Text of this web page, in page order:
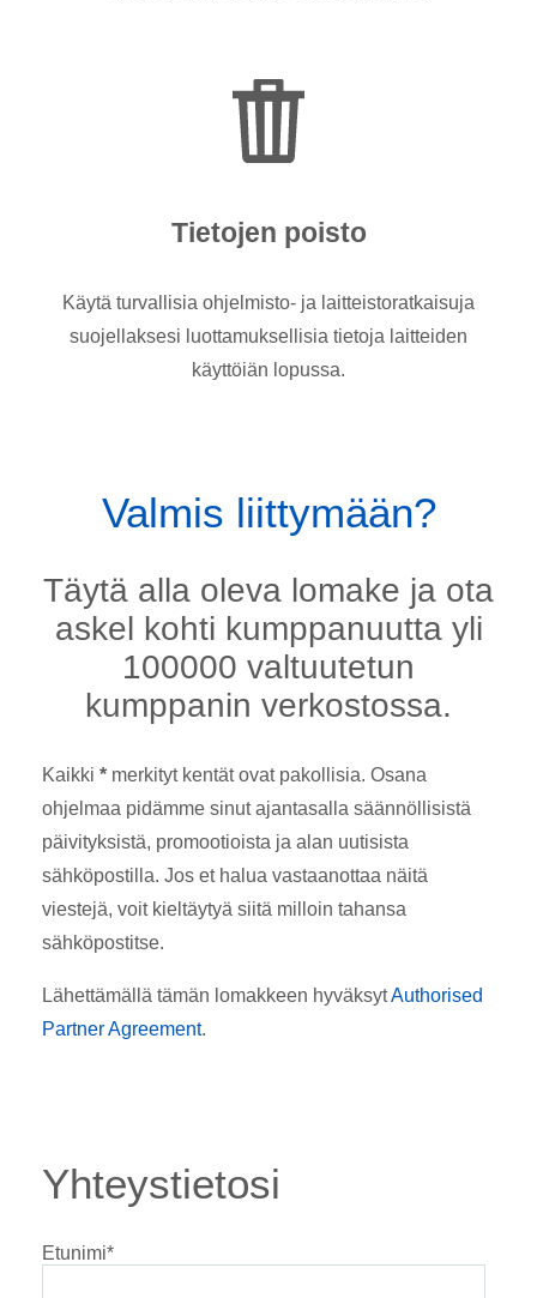
Tietojen poisto
Käytä turvallisia ohjelmisto- ja laitteistoratkaisuja
suojellaksesi luottamuksellisia tietoja laitteiden
käyttöiän lopussa.
Valmis liittymään?
Täytä alla oleva lomake ja ota
askel kohti kumppanuutta yli
100000 valtuutetun
kumppanin verkostossa.
Kaikki * merkityt kentät ovat pakollisia. Osana
ohjelmaa pidämme sinut ajantasalla säännöllisistä
päivityksistä, promootioista ja alan uutisista
sähköpostilla. Jos et halua vastaanottaa näitä
viestejä, voit kieltäytyä siitä milloin tahansa
sähköpostitse.
Lähettämällä tämän lomakkeen hyväksytAuthorised
Partner Agreement.
Yhteystietosi
Etunimi*